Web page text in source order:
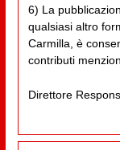
6) La
qualsiasi altro
Carmilla, è
contributi
Direttore